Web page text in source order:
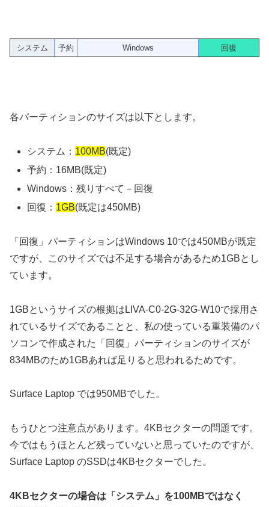
システム 予約 Windows 回復
各パーティションのサイズは以下とします。
システム： 100MB(既定)
予約：16MB(既定)
Windows：残りすべて－回復
回復： 1GB(既定は450MB)
「回復」パーティションはWindows 10では450MBが既定
ですが、このサイズでは不足する場合があるため1GBとし
ています。
1GBというサイズの根拠はLIVA-C0-2G-32G-W10で採用さ
れているサイズであることと、私の使っている重装備のパ
ソコンで作成された「回復」パーティションのサイズが
834MBのため1GBあれば足りると思われるためです。
Surface Laptop では950MBでした。
もうひとつ注意点があります。4KBセクターの問題です。
今ではもうほとんど残っていないと思っていたのですが、
Surface Laptop のSSDは4KBセクターでした。
4KBセクターの場合は「システム」を100MBではなく